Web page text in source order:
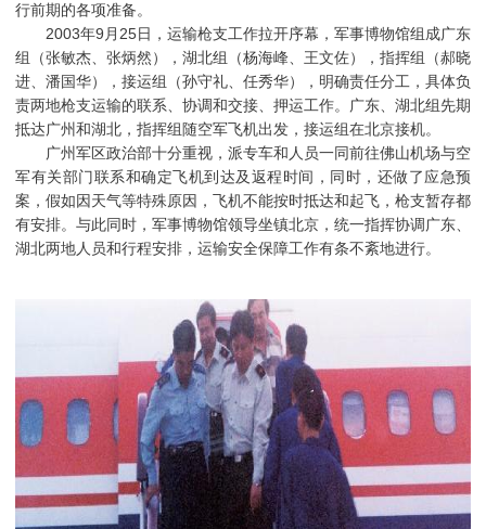
行前期的各项准备。
2003年9月25日，运输枪支工作拉开序幕，军事博物馆组成广东
组（张敏杰、张炳然），湖北组（杨海峰、王文佐），指挥组（郝晓
进、潘国华），接运组（孙守礼、任秀华），明确责任分工，具体负
责两地枪支运输的联系、协调和交接、押运工作。广东、湖北组先期
抵达广州和湖北，指挥组随空军飞机出发，接运组在北京接机。
广州军区政治部十分重视，派专车和人员一同前往佛山机场与空
军有关部门联系和确定飞机到达及返程时间，同时，还做了应急预
案，假如因天气等特殊原因，飞机不能按时抵达和起飞，枪支暂存都
有安排。与此同时，军事博物馆领导坐镇北京，统一指挥协调广东、
湖北两地人员和行程安排，运输安全保障工作有条不紊地进行。